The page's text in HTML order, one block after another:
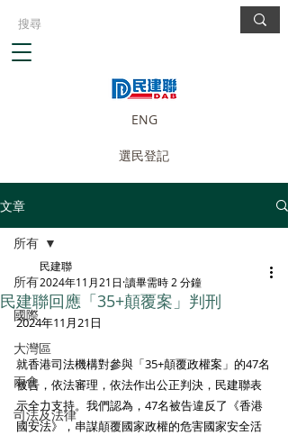
ENG
選民登記
文章
所有
國際
大灣區
兩會
司法及法律
所有
民建聯回應「35+顛覆案」判刑
民建聯
2024年11月21日 讀畢需時 2 分鐘
2024年11月21日
就香港司法機構對參與「35+顛覆政權案」的47名
被告，依法審理，依法作出公正判決，民建聯表
示全力支持。我們認為，47名被告違反了《香港
國安法》，串謀顛覆國家政權的危害國家安全活